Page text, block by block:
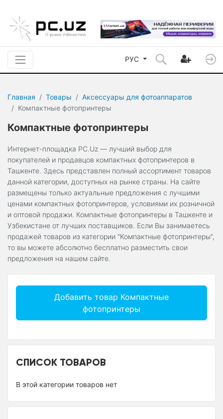
РУС
Главная Товары
Аксессуары для фотоаппаратов
Компактные фотопринтеры
Компактные фотопринтеры
Интернет-площадка PC.Uz — лучший выбор для
покупателей и продавцов компактных фотопринтеров в
Ташкенте. Здесь представлен полный ассортимент товаров
данной категории, доступных на рынке страны. На сайте
размещены только актуальные предложения с лучшими
ценами компактных фотопринтеров, условиями их розничной
и оптовой продажи. Компактные фотопринтеры в Ташкенте и
Узбекистане от лучших поставщиков. Если Вы занимаетесь
продажей товаров из категории "Компактные фотопринтеры",
то вы можете абсолютно бесплатно разместить свои
предложения на нашем сайте.
Добавить товар Компактные
фотопринтеры
СПИСОК ТОВАРОВ
В этой категории товаров нет